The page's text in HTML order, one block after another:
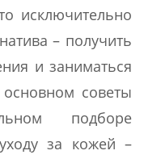
исключительно
– получить
и заниматься
советы
подборе
за кожей –